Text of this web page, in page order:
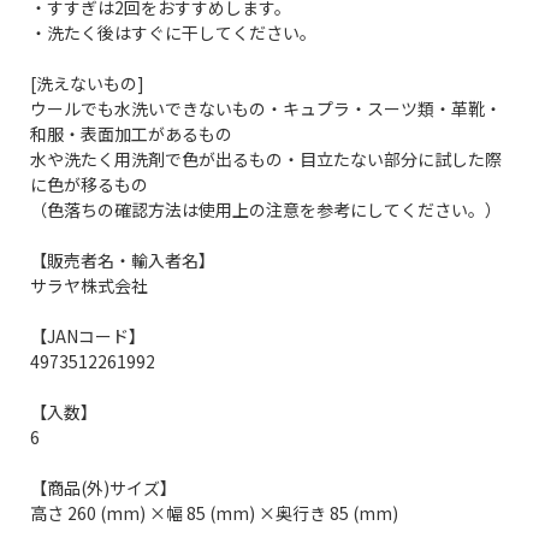
・すすぎは2回をおすすめします。
・洗たく後はすぐに干してください。
[洗えないもの]
ウールでも水洗いできないもの・キュプラ・スーツ類・革靴・
和服・表面加工があるもの
水や洗たく用洗剤で色が出るもの・目立たない部分に試した際
に色が移るもの
（色落ちの確認方法は使用上の注意を参考にしてください。）
【販売者名・輸入者名】
サラヤ株式会社
【JANコード】
4973512261992
【入数】
6
【商品(外)サイズ】
高さ 260 (mm) ×幅 85 (mm) ×奥行き 85 (mm)